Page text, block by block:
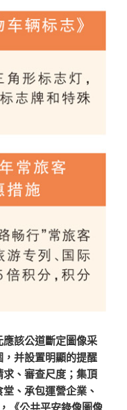
該公道斷定圖像采
并設置明顯的提醒
、審查尺度；集頂
、承包運營企業、